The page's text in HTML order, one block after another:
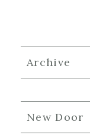
Archive
New Door